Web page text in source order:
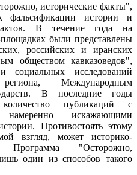
исторические факты",
фальсификации истории и
В течение года на
были представлены
российских и иранских
обществом кавказоведов",
социальных исследований
региона, Международным
В последние годы
количество публикаций с
искажающими
Противостоять этому
взгляд, может историко-
Программа "Осторожно,
один из способов такого